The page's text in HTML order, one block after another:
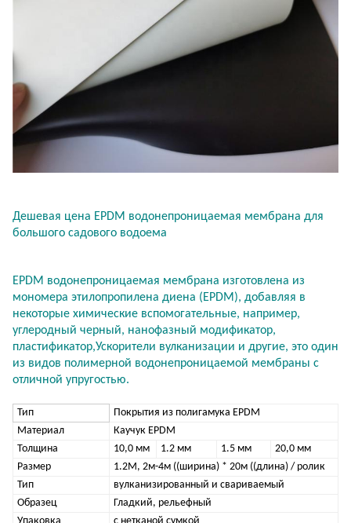
Дешевая цена EPDM водонепроницаемая мембрана для
большого садового водоема
EPDM водонепроницаемая мембрана изготовлена из
мономера этилопропилена диена (EPDM), добавляя в
некоторые химические вспомогательные, например,
углеродный черный, нанофазный модификатор,
пластификатор,Ускорители вулканизации и другие, это один
из видов полимерной водонепроницаемой мембраны с
отличной упругостью.
Тип
Покрытия из полигамука EPDM
Материал
Каучук EPDM
Толщина
10,0 мм 1.2 мм 1.5 мм
20,0 мм
Размер
1.2М, 2м-4м ((ширина) * 20м ((длина) / ролик
Тип
вулканизированный и свариваемый
Образец
Гладкий, рельефный